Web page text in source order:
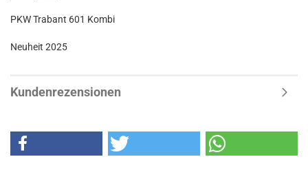
PKW Trabant 601 Kombi
Neuheit 2025
Kundenrezensionen